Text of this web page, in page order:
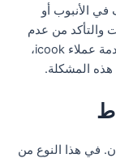
الأنبوب أو
والتأكد من عدم
وجود أي شقوق أو تشققات. يمكن أن تساعد خدمة عملاء icook،
المشكلة.
في هذا النوع من